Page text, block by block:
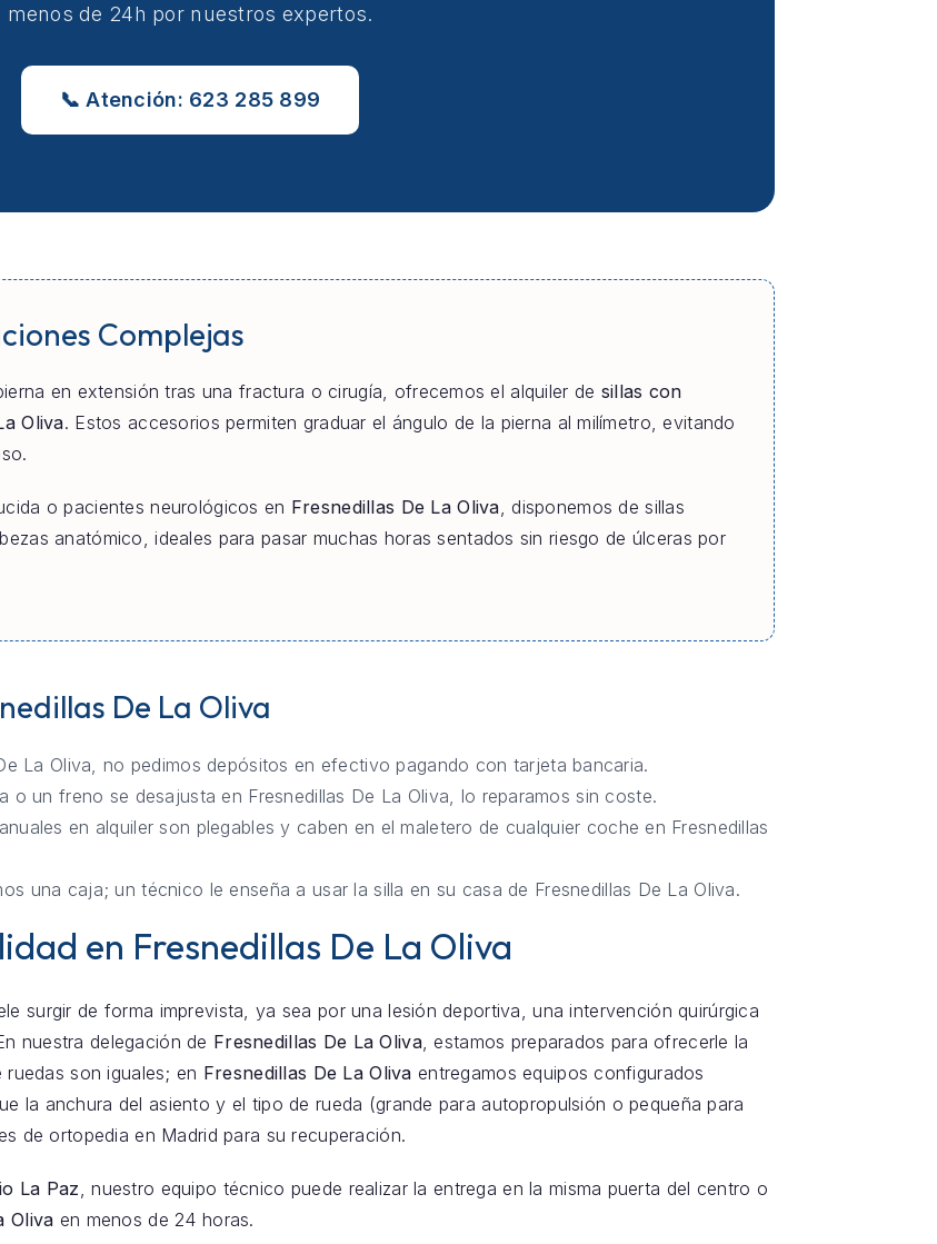
menos de 24h por nuestros expertos.
📞 Atención: 623 285 899
Complejas
en extensión tras una fractura o cirugía, ofrecemos el alquiler de sillas con
Oliva. Estos accesorios permiten graduar el ángulo de la pierna al milímetro, evitando
o pacientes neurológicos en Fresnedillas De La Oliva, disponemos de sillas
anatómico, ideales para pasar muchas horas sentados sin riesgo de úlceras por
De La Oliva
La Oliva, no pedimos depósitos en efectivo pagando con tarjeta bancaria.
o un freno se desajusta en Fresnedillas De La Oliva, lo reparamos sin coste.
en alquiler son plegables y caben en el maletero de cualquier coche en Fresnedillas
una caja; un técnico le enseña a usar la silla en su casa de Fresnedillas De La Oliva.
en Fresnedillas De La Oliva
surgir de forma imprevista, ya sea por una lesión deportiva, una intervención quirúrgica
nuestra delegación de Fresnedillas De La Oliva, estamos preparados para ofrecerle la
son iguales; en Fresnedillas De La Oliva entregamos equipos configurados
la anchura del asiento y el tipo de rueda (grande para autopropulsión o pequeña para
de ortopedia en Madrid para su recuperación.
La Paz, nuestro equipo técnico puede realizar la entrega en la misma puerta del centro o
Oliva en menos de 24 horas.